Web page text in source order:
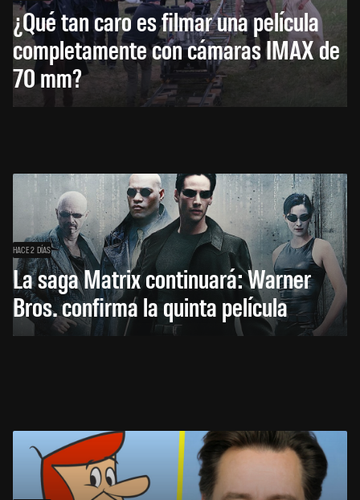
¿Qué tan caro es filmar una película
completamente con cámaras IMAX de
70 mm?
HACE 2 DÍAS
La saga Matrix continuará: Warner
Bros. confirma la quinta película